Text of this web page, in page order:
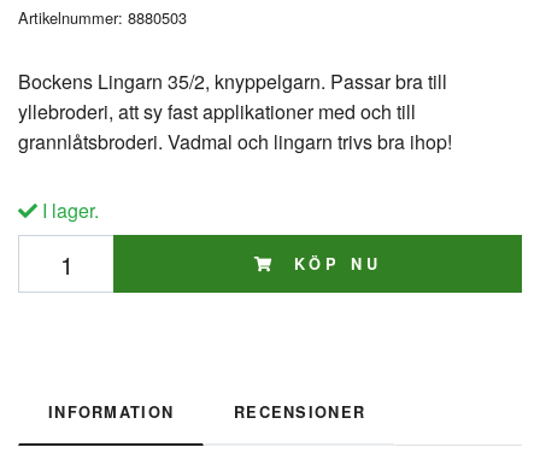
Artikelnummer: 8880503
Bockens Lingarn 35/2, knyppelgarn. Passar bra till
yllebroderi, att sy fast applikationer med och till
grannlåtsbroderi. Vadmal och lingarn trivs bra ihop!
I lager.
KÖP NU
INFORMATION RECENSIONER